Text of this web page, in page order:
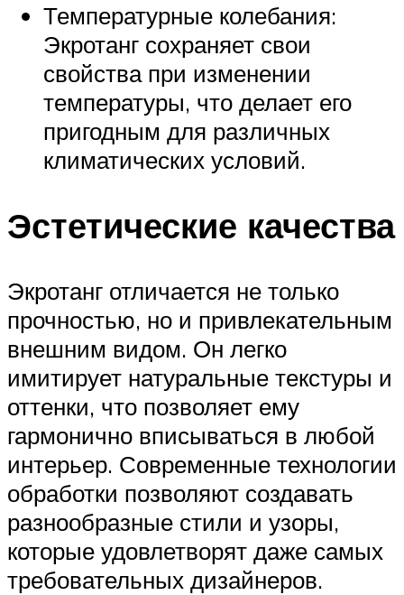
Температурные колебания:
Экротанг сохраняет свои
свойства при изменении
температуры, что делает его
пригодным для различных
климатических условий.
Эстетические качества
Экротанг отличается не только
прочностью, но и привлекательным
внешним видом. Он легко
имитирует натуральные текстуры и
оттенки, что позволяет ему
гармонично вписываться в любой
интерьер. Современные технологии
обработки позволяют создавать
разнообразные стили и узоры,
которые удовлетворят даже самых
требовательных дизайнеров.